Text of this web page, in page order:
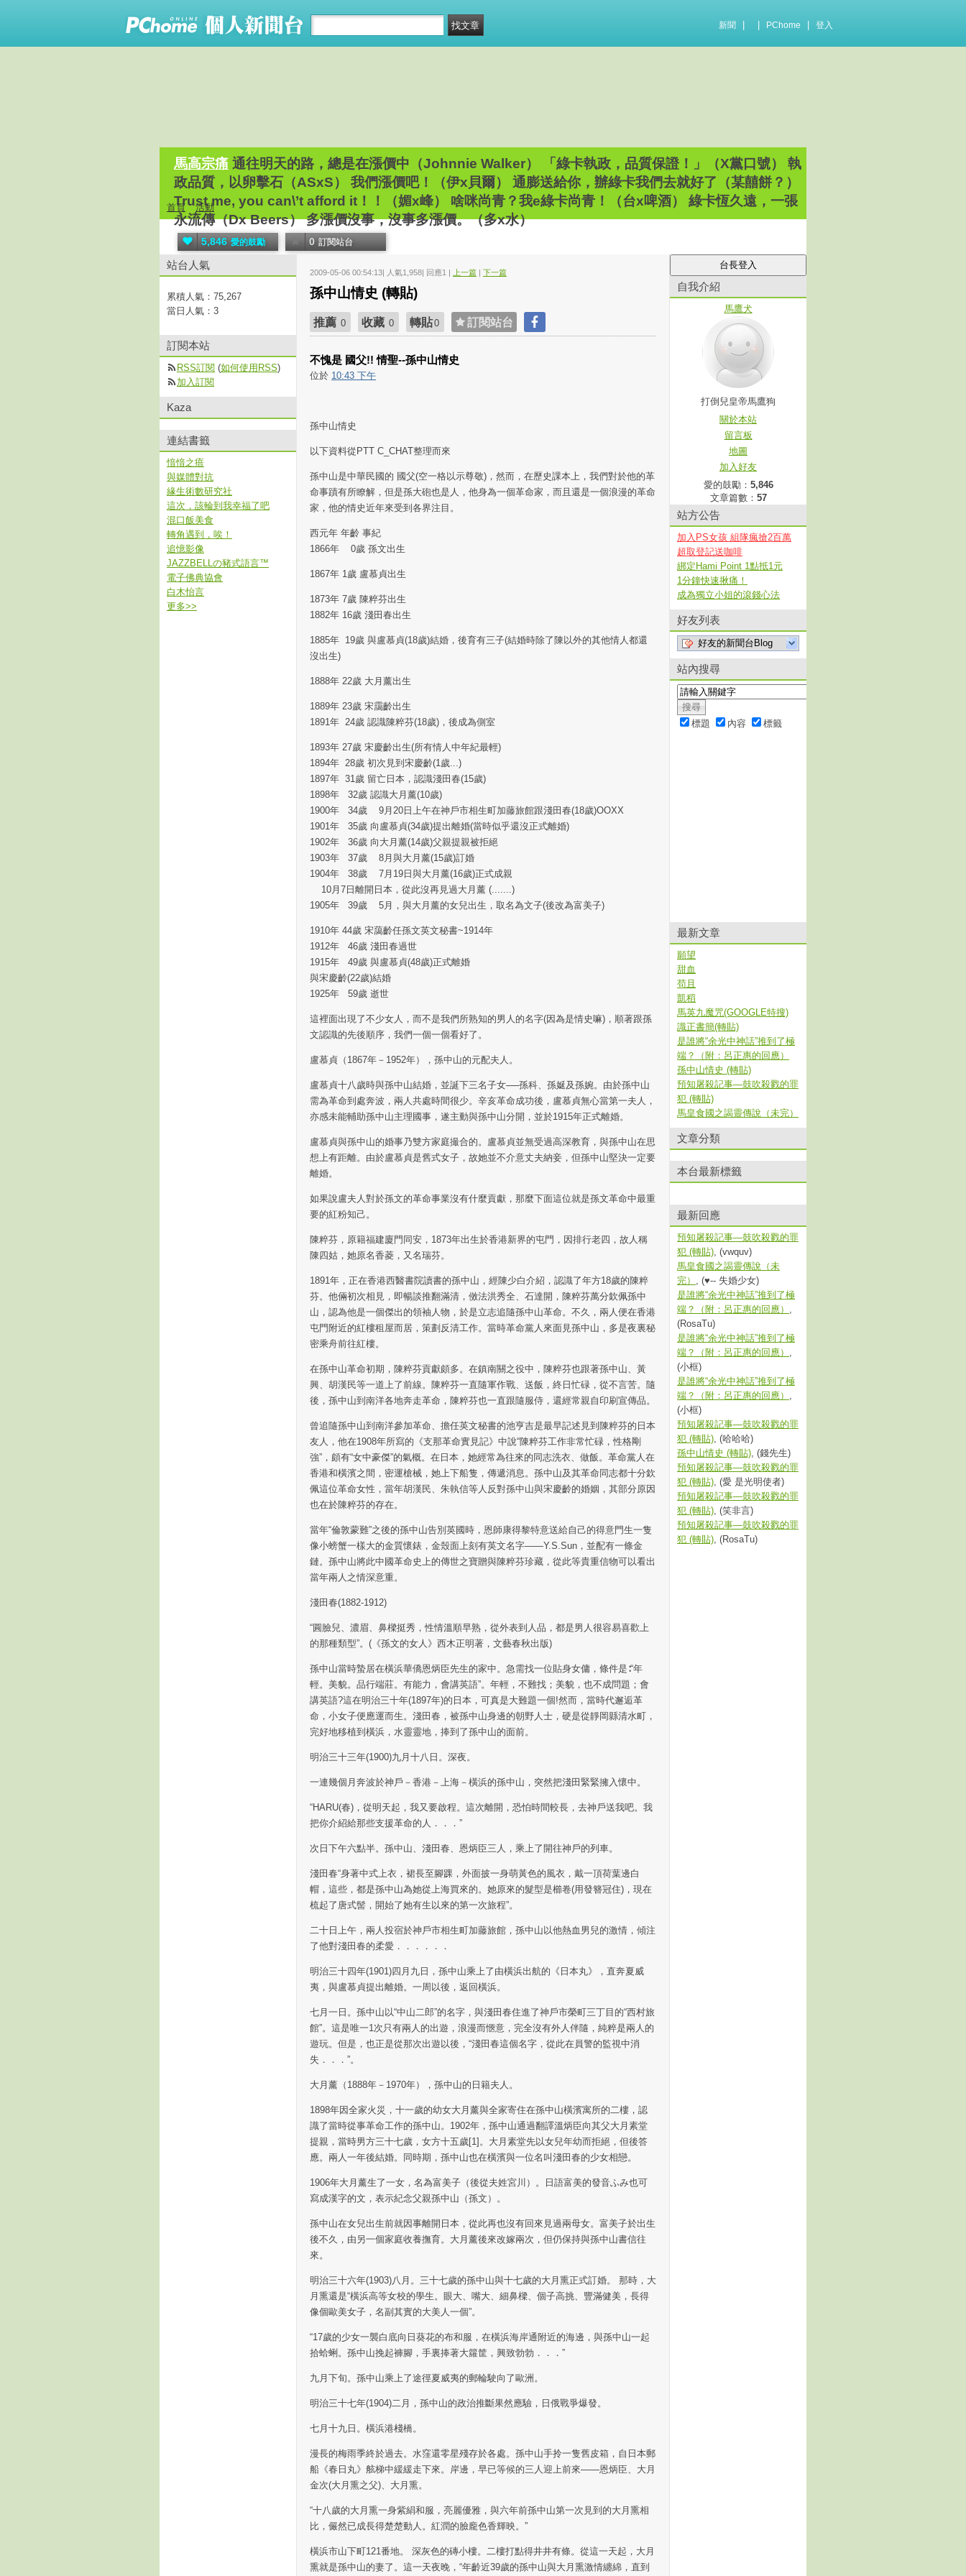
新聞 PChome 登入
馬高宗痛 通往明天的路，總是在漲價中（Johnnie Walker） 「綠卡執政，品質保證！」（X黨口號） 執
政品質，以卵擊石（ASxS） 我們漲價吧！（伊x貝爾） 通膨送給你，辦綠卡我們去就好了（某囍餅？）
Trust me, you can\’t afford it！！（媚x峰） 啥咪尚青？我e綠卡尚青！（台x啤酒） 綠卡恆久遠，一張
永流傳（Dx Beers） 多漲價沒事，沒事多漲價。（多x水）
5,846 愛的鼓勵 0 訂閱站台
首頁 活動
2009-05-06 00:54:13| 人氣1,958| 回應1 | 上一篇 | 下一篇
孫中山情史 (轉貼)
推薦 0 收藏 0 轉貼0 訂閱站台
不愧是 國父!! 情聖--孫中山情史
位於 10:43 下午
孫中山情史
以下資料從PTT C_CHAT整理而來
孫中山是中華民國的 國父(空一格以示尊敬)，然而，在歷史課本上，我們對於他的革
命事蹟有所瞭解，但是孫大砲也是人，他身為一個革命家，而且還是一個浪漫的革命
家，他的情史近年來受到各界注目。
西元年 年齡 事紀
1866年 0歲 孫文出生
1867年 1歲 盧慕貞出生
1873年 7歲 陳粹芬出生
1882年 16歲 淺田春出生
1885年 19歲 與盧慕貞(18歲)結婚，後育有三子(結婚時除了陳以外的其他情人都還
沒出生)
1888年 22歲 大月薰出生
1889年 23歲 宋靄齡出生
1891年 24歲 認識陳粹芬(18歲)，後成為側室
1893年 27歲 宋慶齡出生(所有情人中年紀最輕)
1894年 28歲 初次見到宋慶齡(1歲...)
1897年 31歲 留亡日本，認識淺田春(15歲)
1898年 32歲 認識大月薰(10歲)
1900年 34歲 9月20日上午在神戶市相生町加藤旅館跟淺田春(18歲)OOXX
1901年 35歲 向盧慕貞(34歲)提出離婚(當時似乎還沒正式離婚)
1902年 36歲 向大月薰(14歲)父親提親被拒絕
1903年 37歲 8月與大月薰(15歲)訂婚
1904年 38歲 7月19日與大月薰(16歲)正式成親
10月7日離開日本，從此沒再見過大月薰 (.......)
1905年 39歲 5月，與大月薰的女兒出生，取名為文子(後改為富美子)
1910年 44歲 宋藹齡任孫文英文秘書~1914年
1912年 46歲 淺田春過世
1915年 49歲 與盧慕貞(48歲)正式離婚
與宋慶齡(22歲)結婚
1925年 59歲 逝世
這裡面出現了不少女人，而不是我們所熟知的男人的名字(因為是情史嘛)，順著跟孫
文認識的先後順序，我們一個一個看好了。
盧慕貞（1867年－1952年），孫中山的元配夫人。
盧慕貞十八歲時與孫中山結婚，並誕下三名子女──孫科、孫娫及孫婉。由於孫中山
需為革命到處奔波，兩人共處時間很少。辛亥革命成功後，盧慕貞無心當第一夫人，
亦感未能輔助孫中山主理國事，遂主動與孫中山分開，並於1915年正式離婚。
盧慕貞與孫中山的婚事乃雙方家庭撮合的。盧慕貞並無受過高深教育，與孫中山在思
想上有距離。由於盧慕貞是舊式女子，故她並不介意丈夫納妾，但孫中山堅決一定要
離婚。
如果說盧夫人對於孫文的革命事業沒有什麼貢獻，那麼下面這位就是孫文革命中最重
要的紅粉知己。
陳粹芬，原籍福建廈門同安，1873年出生於香港新界的屯門，因排行老四，故人稱
陳四姑，她原名香菱，又名瑞芬。
1891年，正在香港西醫書院讀書的孫中山，經陳少白介紹，認識了年方18歲的陳粹
芬。他倆初次相見，即暢談推翻滿清，傚法洪秀全、石達開，陳粹芬萬分欽佩孫中
山，認為他是一個傑出的領袖人物，於是立志追隨孫中山革命。不久，兩人便在香港
屯門附近的紅樓租屋而居，策劃反清工作。當時革命黨人來面見孫中山，多是夜裏秘
密乘舟前往紅樓。
在孫中山革命初期，陳粹芬貢獻頗多。在鎮南關之役中，陳粹芬也跟著孫中山、黃
興、胡漢民等一道上了前線。陳粹芬一直隨軍作戰、送飯，終日忙碌，從不言苦。隨
後，孫中山到南洋各地奔走革命，陳粹芬也一直跟隨服侍，還經常親自印刷宣傳品。
曾追隨孫中山到南洋參加革命、擔任英文秘書的池亨吉是最早記述見到陳粹芬的日本
友人，他在1908年所寫的《支那革命實見記》中說“陳粹芬工作非常忙碌，性格剛
強”，頗有“女中豪傑”的氣概。在日本，她經常為往來的同志洗衣、做飯。革命黨人在
香港和橫濱之間，密運槍械，她上下船隻，傳遞消息。孫中山及其革命同志都十分欽
佩這位革命女性，當年胡漢民、朱執信等人反對孫中山與宋慶齡的婚姻，其部分原因
也在於陳粹芬的存在。
當年“倫敦蒙難”之後的孫中山告別英國時，恩師康得黎特意送給自己的得意門生一隻
像小螃蟹一樣大的金質懷錶，金殼面上刻有英文名字——Y.S.Sun，並配有一條金
鏈。孫中山將此中國革命史上的傳世之寶贈與陳粹芬珍藏，從此等貴重信物可以看出
當年兩人之情深意重。
淺田春(1882-1912)
“圓臉兒、濃眉、鼻樑挺秀，性情溫順早熟，從外表到人品，都是男人很容易喜歡上
的那種類型”。(《孫文的女人》西木正明著，文藝春秋出版)
孫中山當時蟄居在橫浜華僑恩炳臣先生的家中。急需找一位貼身女傭，條件是∶“年
輕。美貌。品行端莊。有能力，會講英語”。年輕，不難找；美貌，也不成問題；會
講英語?這在明治三十年(1897年)的日本，可真是大難題一個!然而，當時代邂逅革
命，小女子便應運而生。淺田春，被孫中山身邊的朝野人士，硬是從靜岡縣清水町，
完好地移植到橫浜，水靈靈地，捧到了孫中山的面前。
明治三十三年(1900)九月十八日。深夜。
一連幾個月奔波於神戶－香港－上海－橫浜的孫中山，突然把淺田緊緊擁入懷中。
“HARU(春)，從明天起，我又要啟程。這次離開，恐怕時間較長，去神戶送我吧。我
把你介紹給那些支援革命的人．．．”
次日下午六點半。孫中山、淺田春、恩炳臣三人，乘上了開往神戶的列車。
淺田春“身著中式上衣，裙長至腳踝，外面披一身萌黃色的風衣，戴一頂荷葉邊白
帽，這些，都是孫中山為她從上海買來的。她原來的髮型是櫛卷(用發簪冠住)，現在
梳起了唐式髻，開始了她有生以來的第一次旅程”。
二十日上午，兩人投宿於神戶市相生町加藤旅館，孫中山以他熱血男兒的激情，傾注
了他對淺田春的柔愛．．．．．．
明治三十四年(1901)四月九日，孫中山乘上了由橫浜出航的《日本丸》，直奔夏威
夷，與盧慕貞提出離婚。一周以後，返回橫浜。
七月一日。孫中山以“中山二郎”的名字，與淺田春住進了神戶市榮町三丁目的“西村旅
館”。這是唯一1次只有兩人的出遊，浪漫而愜意，完全沒有外人伴隨，純粹是兩人的
遊玩。但是，也正是從那次出遊以後，“淺田春這個名字，從此在員警的監視中消
失．．．”。
大月薰（1888年－1970年），孫中山的日籍夫人。
1898年因全家火災，十一歲的幼女大月薰與全家寄住在孫中山橫濱寓所的二樓，認
識了當時從事革命工作的孫中山。1902年，孫中山通過翻譯溫炳臣向其父大月素堂
提親，當時男方三十七歲，女方十五歲[1]。大月素堂先以女兒年幼而拒絕，但後答
應。兩人一年後結婚。同時期，孫中山也在橫濱與一位名叫淺田春的少女相戀。
1906年大月薰生了一女，名為富美子（後從夫姓宮川）。日語富美的發音ふみ也可
寫成漢字的文，表示紀念父親孫中山（孫文）。
孫中山在女兒出生前就因事離開日本，從此再也沒有回來見過兩母女。富美子於出生
後不久，由另一個家庭收養撫育。大月薰後來改嫁兩次，但仍保持與孫中山書信往
來。
明治三十六年(1903)八月。三十七歲的孫中山與十七歲的大月熏正式訂婚。 那時，大
月熏還是“橫浜高等女校的學生。眼大、嘴大、細鼻樑、個子高挑、豐滿健美，長得
像個歐美女子，名副其實的大美人一個”。
“17歲的少女一襲白底向日葵花的布和服，在橫浜海岸通附近的海邊，與孫中山一起
拾蛤蜊。孫中山挽起褲腳，手裏捧著大籮筐，興致勃勃．．．”
九月下旬。孫中山乘上了途徑夏威夷的郵輪駛向了歐洲。
明治三十七年(1904)二月，孫中山的政治推斷果然應驗，日俄戰爭爆發。
七月十九日。橫浜港棧橋。
漫長的梅雨季終於過去。水窪還零星殘存於各處。孫中山手拎一隻舊皮箱，自日本郵
船《春日丸》舷梯中緩緩走下來。岸邊，早已等候的三人迎上前來――恩炳臣、大月
金次(大月熏之父)、大月熏。
“十八歲的大月熏一身紫絹和服，亮麗優雅，與六年前孫中山第一次見到的大月熏相
比，儼然已成長得楚楚動人。紅潤的臉龐色香輝映。”
橫浜市山下町121番地。 深灰色的磚小樓。二樓打點得井井有條。從這一天起，大月
熏就是孫中山的妻了。這一天夜晚，“年齡近39歲的孫中山與大月熏激情纏綿，直到
自我介紹
馬鷹犬
打倒兒皇帝馬鷹狗
關於本站
留言板
地圖
加入好友
愛的鼓勵： 5,846
文章篇數： 57
站方公告
加入PS女孩 組隊瘋搶2百萬
超取登記送咖啡
綁定Hami Point 1點抵1元
1分鐘快速揪痛！
成為獨立小姐的滾錢心法
好友列表
好友的新聞台Blog
站內搜尋
標題 內容 標籤
最新文章
願望
甜血
苟且
凱稻
馬英九魔咒(GOOGLE特搜)
識正書簡(轉貼)
是誰將“余光中神話”推到了極
端？（附：呂正惠的回應）
孫中山情史 (轉貼)
預知屠殺記事—鼓吹殺戮的罪
犯 (轉貼)
馬皇食國之謁靈傳說（未完）
文章分類
本台最新標籤
最新回應
預知屠殺記事—鼓吹殺戮的罪
犯 (轉貼), (vwquv)
馬皇食國之謁靈傳說（未
完） , (♥-- 失婚少女)
是誰將“余光中神話”推到了極
端？（附：呂正惠的回應） ,
(RosaTu)
是誰將“余光中神話”推到了極
端？（附：呂正惠的回應） ,
(小框)
是誰將“余光中神話”推到了極
端？（附：呂正惠的回應） ,
(小框)
預知屠殺記事—鼓吹殺戮的罪
犯 (轉貼), (哈哈哈)
孫中山情史 (轉貼), (錢先生)
預知屠殺記事—鼓吹殺戮的罪
犯 (轉貼), (愛 是光明使者)
預知屠殺記事—鼓吹殺戮的罪
犯 (轉貼), (笑非言)
預知屠殺記事—鼓吹殺戮的罪
犯 (轉貼), (RosaTu)
站台人氣
累積人氣： 75,267
當日人氣： 3
訂閱本站
RSS訂閱 (如何使用RSS)
加入訂閱
Kaza
連結書籤
愔愔之瘖
與媒體對抗
緣生術數研究社
這次，該輪到我幸福了吧
混口飯美食
轉角遇到，唉！
追憶影像
JAZZBELLの豬式語言™
電子佛典協會
白木怡言
更多>>